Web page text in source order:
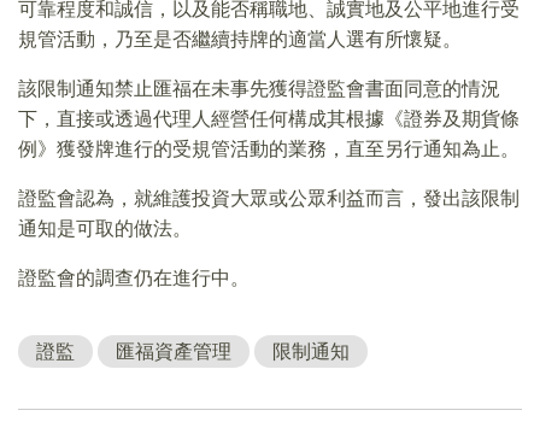
可靠程度和誠信，以及能否稱職地、誠實地及公平地進行受
規管活動，乃至是否繼續持牌的適當人選有所懷疑。
該限制通知禁止匯福在未事先獲得證監會書面同意的情況
下，直接或透過代理人經營任何構成其根據《證券及期貨條
例》獲發牌進行的受規管活動的業務，直至另行通知為止。
證監會認為，就維護投資大眾或公眾利益而言，發出該限制
通知是可取的做法。
證監會的調查仍在進行中。
證監 匯福資產管理 限制通知